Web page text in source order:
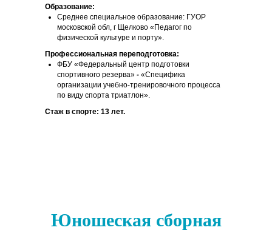
Образование:
Среднее специальное образование: ГУОР
московской обл, г Щелково «Педагог по
физической культуре и порту».
Профессиональная переподготовка:
ФБУ «Федеральный центр подготовки
спортивного резерва» - «Специфика
организации учебно-тренировочного процесса
по виду спорта триатлон».
Стаж в спорте: 13 лет.
Юношеская сборная